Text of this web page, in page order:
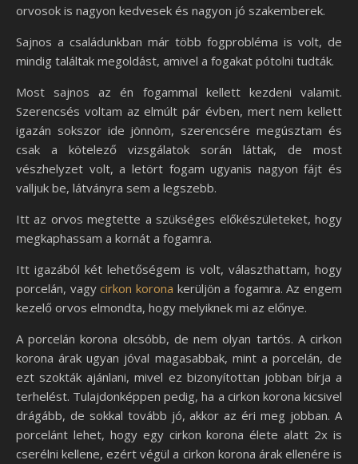
orvosok is nagyon kedvesek és nagyon jó szakemberek.
Sajnos a családunkban már több fogprobléma is volt, de
mindig találtak megoldást, amivel a fogakat pótolni tudták.
Most sajnos az én fogammal kellett kezdeni valamit.
Szerencsés voltam az elmúlt pár évben, mert nem kellett
igazán sokszor ide jönnöm, szerencsére megúsztam és
csak a kötelező vizsgálatok során láttak, de most
vészhelyzet volt, a letört fogam ugyanis nagyon fájt és
valljuk be, látványra sem a legszebb.
Itt az orvos megtette a szükséges előkészületeket, hogy
megkaphassam a kornát a fogamra.
Itt igazából két lehetőségem is volt, választhattam, hogy
porcelán, vagycirkon korona kerüljön a fogamra. Az engem
kezelő orvos elmondta, hogy melyiknek mi az előnye.
A porcelán korona olcsóbb, de nem olyan tartós. A cirkon
korona árak ugyan jóval magasabbak, mint a porcelán, de
ezt szokták ajánlani, mivel ez bizonyítottan jobban bírja a
terhelést. Tulajdonképpen pedig, ha a cirkon korona kicsivel
drágább, de sokkal tovább jó, akkor az éri meg jobban. A
porcelánt lehet, hogy egy cirkon korona élete alatt 2x is
cserélni kellene, ezért végül a cirkon korona árak ellenére is